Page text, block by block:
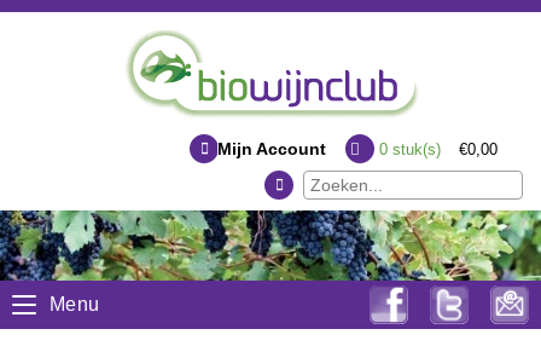
Mijn Account 0stuk(s) €0,00
Menu